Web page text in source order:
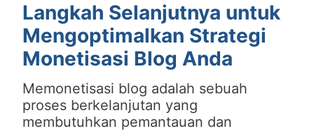
Langkah Selanjutnya untuk
Mengoptimalkan Strategi
Monetisasi Blog Anda
Memonetisasi blog adalah sebuah
proses berkelanjutan yang
membutuhkan pemantauan dan